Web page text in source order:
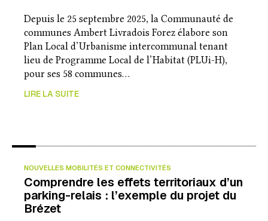
Depuis le 25 septembre 2025, la Communauté de
communes Ambert Livradois Forez élabore son
Plan Local d’Urbanisme intercommunal tenant
lieu de Programme Local de l’Habitat (PLUi-H),
pour ses 58 communes…
LIRE LA SUITE
NOUVELLES MOBILITÉS ET CONNECTIVITÉS
Comprendre les effets territoriaux d’un
parking-relais : l’exemple du projet du
Brézet